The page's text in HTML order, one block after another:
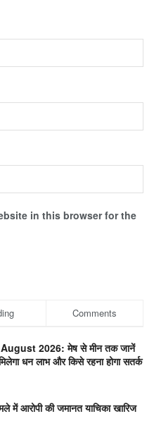
in this browser for the
Comments
2026: मेष से मीन तक जानें
धन लाभ और किसे रहना होगा सतर्क
में आरोपी की जमानत याचिका खारिज